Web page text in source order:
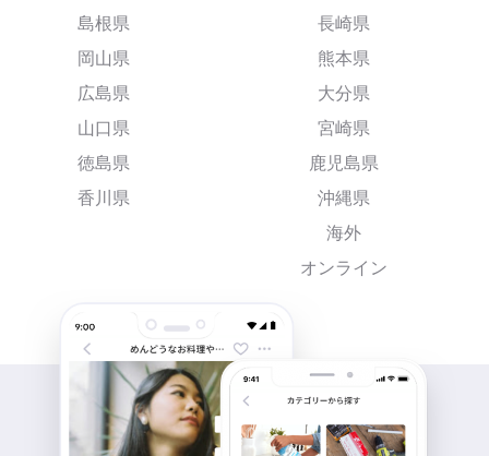
島根県
岡山県
広島県
山口県
徳島県
香川県
長崎県
熊本県
大分県
宮崎県
鹿児島県
沖縄県
海外
オンライン